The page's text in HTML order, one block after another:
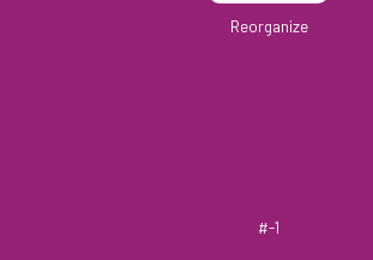
Reorganize
#-1